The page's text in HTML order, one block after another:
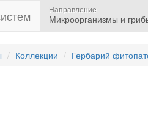
Направление
Микроорганизмы и
Коллекции Гербарий